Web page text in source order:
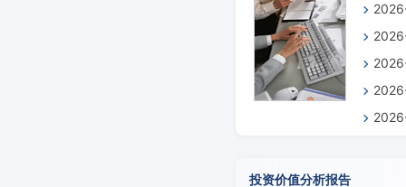
告
投资价值分析报告